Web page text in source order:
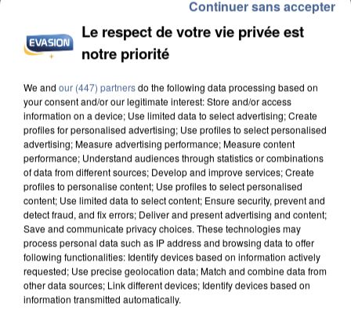
INCENDIES : L’ÎLE-DE-FRANCE LANCE UN ÉLAN
DE SOLIDARITÉ AVEC LES...
Le respect de votre vie privée est
notre priorité
We and our (447) partnersdo the following data processing based on
your consent and/or our legitimate interest: Store and/or access
information on a device; Use limited data to select advertising; Create
profiles for personalised advertising; Use profiles to select personalised
advertising; Measure advertising performance; Measure content
performance; Understand audiences through statistics or combinations
of data from different sources; Develop and improve services; Create
profiles to personalise content; Use profiles to select personalised
content; Use limited data to select content; Ensure security, prevent and
detect fraud, and fix errors; Deliver and present advertising and content;
Save and communicate privacy choices. These technologies may
process personal data such as IP address and browsing data to offer
following functionalities: Identify devices based on information actively
requested; Use precise geolocation data; Match and combine data from
other data sources; Link different devices; Identify devices based on
information transmitted automatically.
Continuer sans accepter